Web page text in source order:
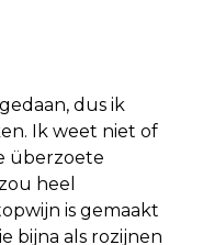
dus ik
Ik weet niet of
überzoete
heel
is gemaakt
bijna als rozijnen